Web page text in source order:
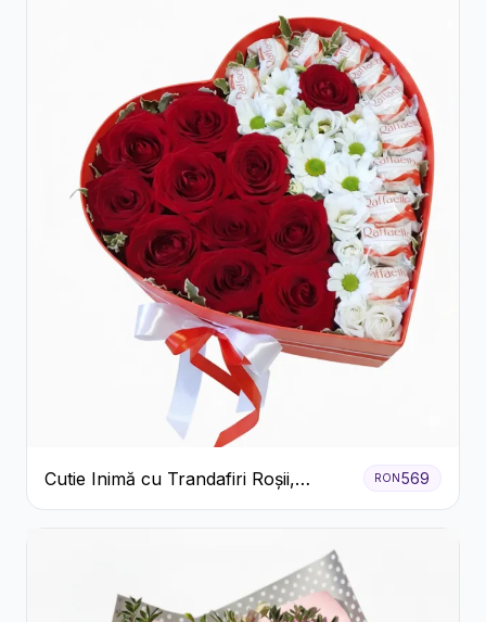
Cutie Inimă cu Trandafiri Roșii,
Crizanteme Albe și Bomboane
RON569